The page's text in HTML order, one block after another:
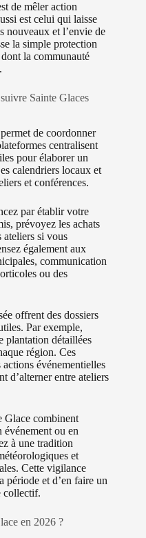
de mêler action
est celui qui laisse
nouveaux et l’envie de
la simple protection
la communauté
Sainte Glaces
de coordonner
centralisent
pour élaborer un
calendriers locaux et
et conférences.
par établir votre
prévoyez les achats
ateliers si vous
également aux
communication
ou des
offrent des dossiers
Par exemple,
plantation détaillées
région. Ces
événementielles
d’alterner entre ateliers
Glace combinent
événement ou en
à une tradition
et
Cette vigilance
période et d’en faire un
collectif.
en 2026 ?